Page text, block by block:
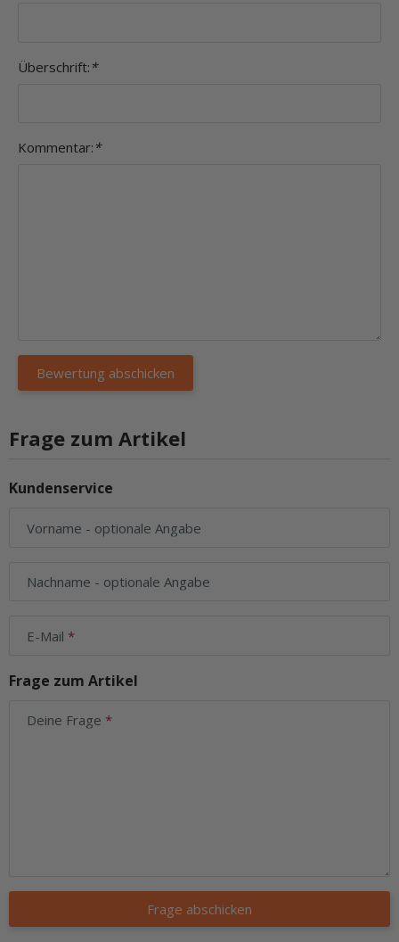
Überschrift: *
Kommentar: *
Frage zum Artikel
Kundenservice
Vorname - optionale Angabe
Nachname - optionale Angabe
E-Mail
Frage zum Artikel
Deine Frage
Frage abschicken